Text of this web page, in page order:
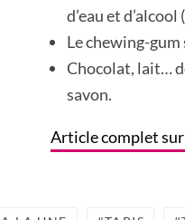
d’eau et
Le chewing-gum
Chocolat, lait…
savon.
Article complet sur